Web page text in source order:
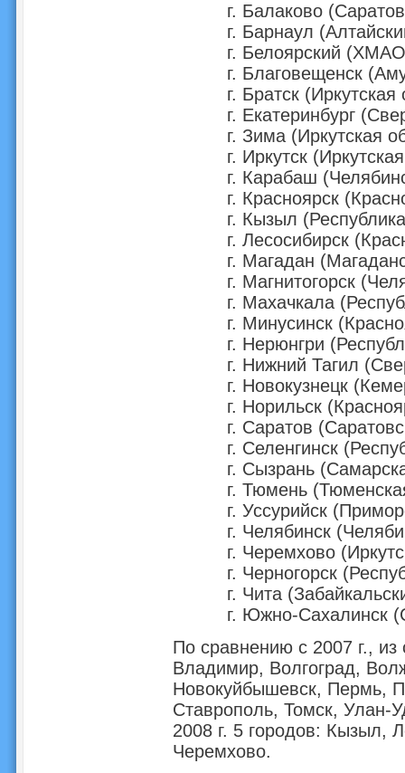
г. Балаково
г. Барнаул
г. Белоярский
г. Благовещенск
г. Братск (Иркутская
г. Екатеринбург
г. Зима (Иркутская
г. Иркутск
г. Карабаш
г. Красноярск
г. Кызыл
г. Лесосибирск
г. Магадан
г. Магнитогорск
г. Махачкала
г. Минусинск
г. Нерюнгри
г. Нижний Тагил
г. Новокузнецк
г. Норильск
г. Саратов
г. Селенгинск
г. Сызрань
г. Тюмень
г. Уссурийск
г. Челябинск
г. Черемхово
г. Черногорск
г. Чита
г. Южно-Сахалинск
По сравнению с 2007 г.,
Владимир, Волгоград,
Новокуйбышевск, Пермь,
Ставрополь, Томск, Улан-
2008 г. 5 городов: Кызыл,
Черемхово.